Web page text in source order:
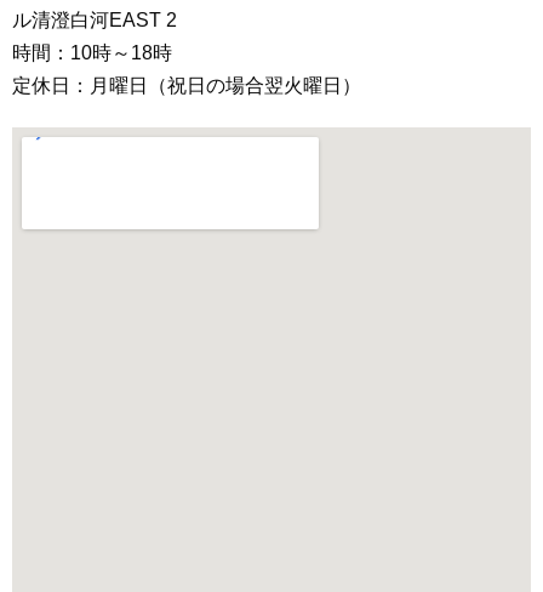
ル清澄白河EAST 2
時間：10時～18時
定休日：月曜日（祝日の場合翌火曜日）